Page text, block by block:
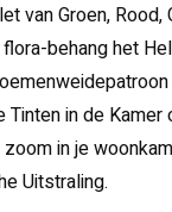
van Groen, Rood,
behang het
in de Kamer
in je
Uitstraling.